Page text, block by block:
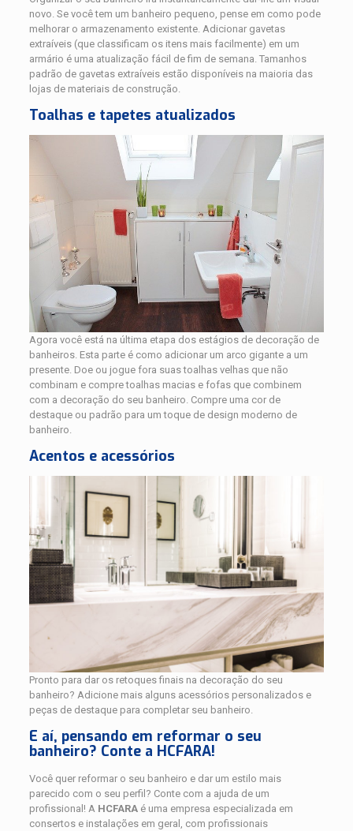
novo. Se você tem um banheiro pequeno, pense em como pode
melhorar o armazenamento existente. Adicionar gavetas
extraíveis (que classificam os itens mais facilmente) em um
armário é uma atualização fácil de fim de semana. Tamanhos
padrão de gavetas extraíveis estão disponíveis na maioria das
lojas de materiais de construção.
Toalhas e tapetes atualizados
Agora você está na última etapa dos estágios de decoração de
banheiros. Esta parte é como adicionar um arco gigante a um
presente. Doe ou jogue fora suas toalhas velhas que não
combinam e compre toalhas macias e fofas que combinem
com a decoração do seu banheiro. Compre uma cor de
destaque ou padrão para um toque de design moderno de
banheiro.
Acentos e acessórios
Pronto para dar os retoques finais na decoração do seu
banheiro? Adicione mais alguns acessórios personalizados e
peças de destaque para completar seu banheiro.
E aí, pensando em reformar o seu
banheiro? Conte a HCFARA!
Você quer reformar o seu banheiro e dar um estilo mais
parecido com o seu perfil? Conte com a ajuda de um
profissional! A HCFARAé uma empresa especializada em
consertos e instalações em geral, com profissionais